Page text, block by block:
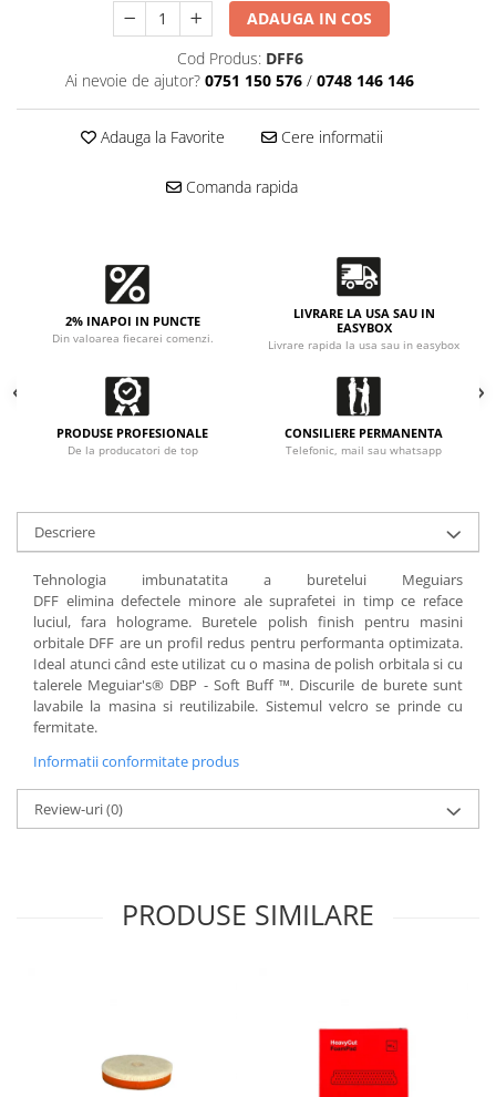
DETAILING RAPID EXTERIOR
Accesorii detailing rapid
ADAUGA IN COS
Cod Produs: DFF6
Ai nevoie de ajutor? 0751 150 576 / 0748 146 146
Adauga la Favorite Cere informatii
Comanda rapida
2% INAPOI IN PUNCTE
Din valoarea fiecarei comenzi.
LIVRARE LA USA SAU IN
EASYBOX
Livrare rapida la usa sau in easybox
PRODUSE PROFESIONALE
De la producatori de top
CONSILIERE PERMANENTA
Telefonic, mail sau whatsapp
Descriere
Tehnologia imbunatatita a buretelui Meguiars
DFF elimina defectele minore ale suprafetei in timp ce reface
luciul, fara holograme. Buretele polish finish pentru masini
orbitale DFF are un profil redus pentru performanta optimizata.
Ideal atunci când este utilizat cu o masina de polish orbitala si cu
talerele Meguiar's® DBP - Soft Buff ™. Discurile de burete sunt
lavabile la masina si reutilizabile. Sistemul velcro se prinde cu
fermitate.
Informatii conformitate produs
Review-uri(0)
PRODUSE SIMILARE